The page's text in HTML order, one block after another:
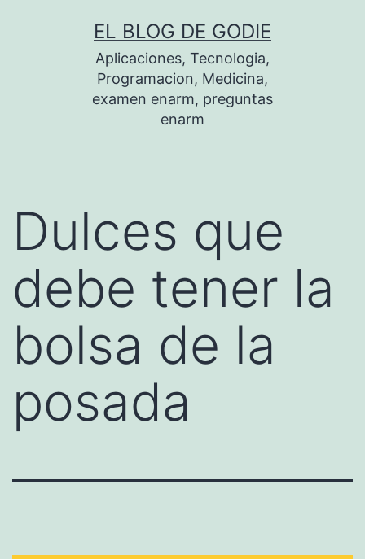
EL BLOG DE GODIE
Aplicaciones, Tecnologia,
Programacion, Medicina,
examen enarm, preguntas
enarm
Dulces que
debe tener la
bolsa de la
posada